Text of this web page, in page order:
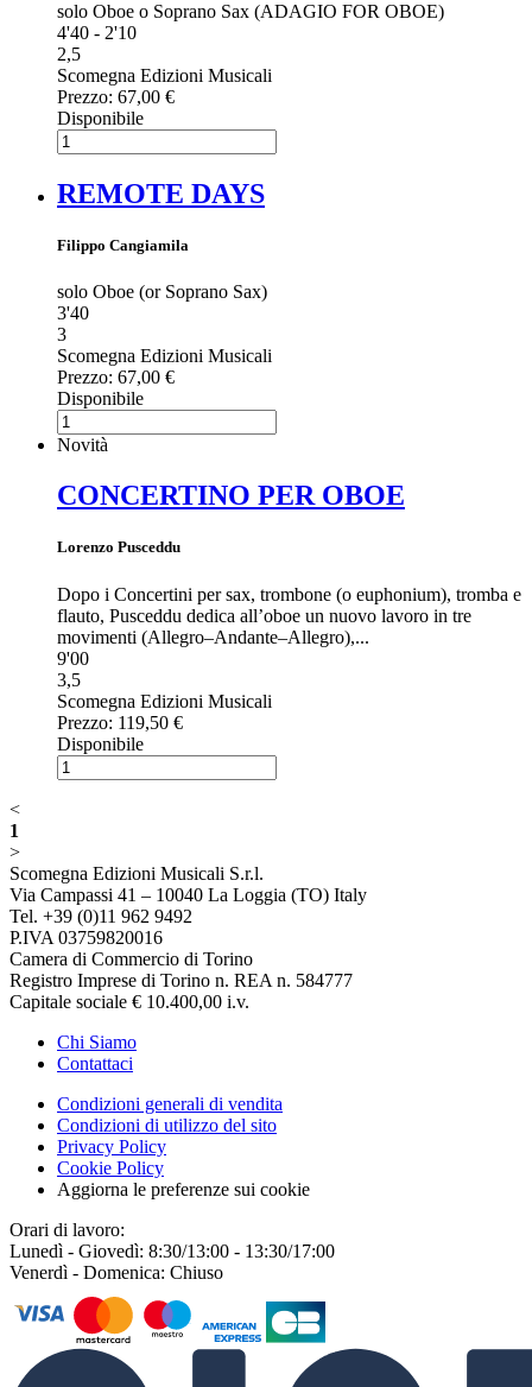
solo Oboe o Soprano Sax (ADAGIO FOR OBOE)
4'40 - 2'10
2,5
Scomegna Edizioni Musicali
Prezzo: 67,00 €
Disponibile
REMOTE DAYS
Filippo Cangiamila
solo Oboe (or Soprano Sax)
3'40
3
Scomegna Edizioni Musicali
Prezzo: 67,00 €
Disponibile
Novità
CONCERTINO PER OBOE
Lorenzo Pusceddu
Dopo i Concertini per sax, trombone (o euphonium), tromba e
flauto, Pusceddu dedica all’oboe un nuovo lavoro in tre
movimenti (Allegro–Andante–Allegro),...
9'00
3,5
Scomegna Edizioni Musicali
Prezzo: 119,50 €
Disponibile
<
1
>
Scomegna Edizioni Musicali S.r.l.
Via Campassi 41 – 10040 La Loggia (TO) Italy
Tel. +39 (0)11 962 9492
P.IVA 03759820016
Camera di Commercio di Torino
Registro Imprese di Torino n. REA n. 584777
Capitale sociale € 10.400,00 i.v.
Chi Siamo
Contattaci
Condizioni generali di vendita
Condizioni di utilizzo del sito
Privacy Policy
Cookie Policy
Aggiorna le preferenze sui cookie
Orari di lavoro:
Lunedì - Giovedì: 8:30/13:00 - 13:30/17:00
Venerdì - Domenica: Chiuso